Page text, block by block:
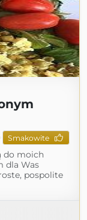
Smakowite
do moich
dla Was
pospolite